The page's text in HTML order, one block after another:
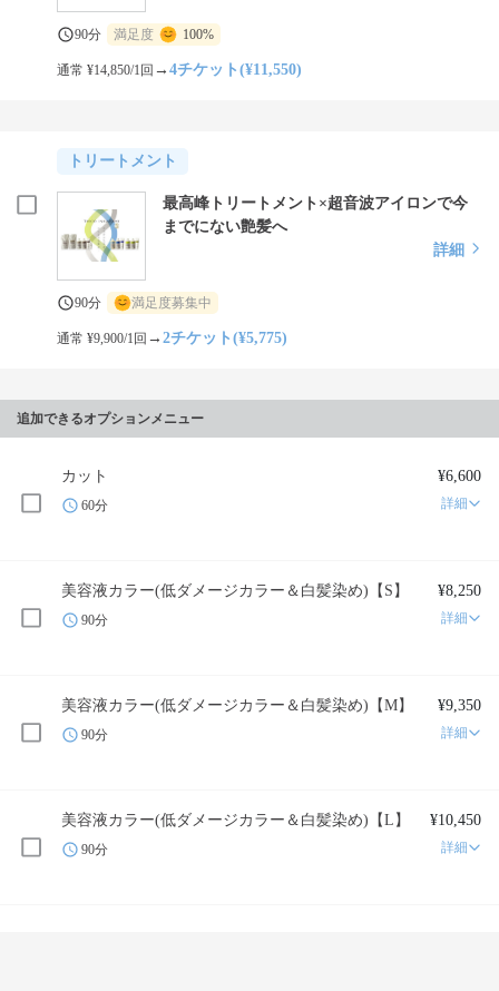
90分 満足度 100%
通常 ¥14,850/1回 →4チケット(¥11,550)
トリートメント
最高峰トリートメント×超音波アイロンで今
までにない艶髪へ
詳細
90分 満足度募集中
通常 ¥9,900/1回 →2チケット(¥5,775)
追加できるオプションメニュー
カット ¥6,600
60分 詳細
美容液カラー(低ダメージカラー＆白髪染め)【S】 ¥8,250
90分 詳細
美容液カラー(低ダメージカラー＆白髪染め)【M】 ¥9,350
90分 詳細
美容液カラー(低ダメージカラー＆白髪染め)【L】 ¥10,450
90分 詳細